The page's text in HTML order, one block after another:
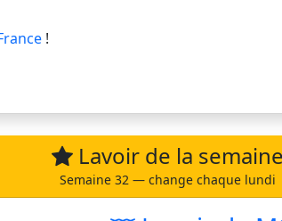
!
Lavoir de la semaine
Semaine 32 — change chaque lundi